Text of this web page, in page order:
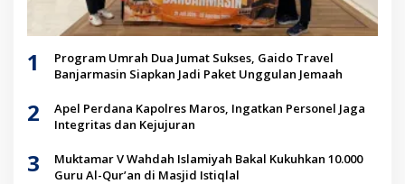
1
Program Umrah Dua Jumat Sukses, Gaido Travel
Banjarmasin Siapkan Jadi Paket Unggulan Jemaah
2
Apel Perdana Kapolres Maros, Ingatkan Personel Jaga
Integritas dan Kejujuran
3
Muktamar V Wahdah Islamiyah Bakal Kukuhkan 10.000
Guru Al-Qur’an di Masjid Istiqlal